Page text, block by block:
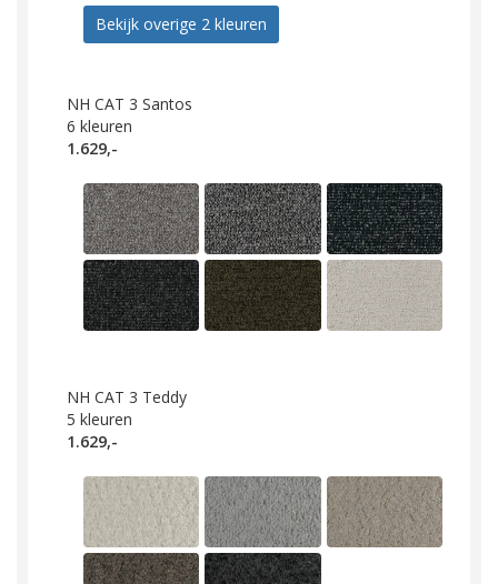
Bekijk overige 2 kleuren
NH CAT 3 Santos
6 kleuren
1.629,-
NH CAT 3 Teddy
5 kleuren
1.629,-